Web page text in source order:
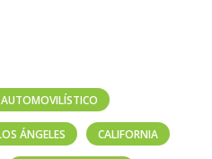
ÁNGELES CALIFORNIA